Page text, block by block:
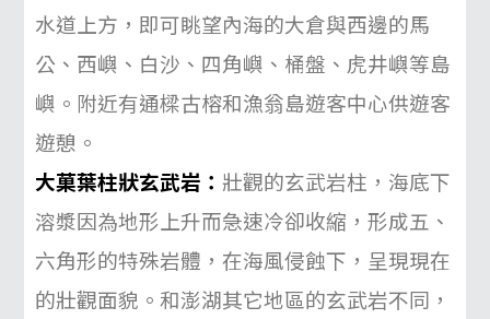
水道上方，即可眺望內海的大倉與西邊的馬
公 、 西嶼 、 白沙 、四角嶼、 桶盤 、 虎井嶼等島
嶼。附近有通樑古榕和漁翁島遊客中心供遊客
遊憩。
大菓葉柱狀玄武岩： 壯觀的玄武岩柱，海底下
溶漿因為地形上升而急速冷卻收縮，形成五、
六角形的特殊岩體，在海風侵蝕下，呈現現在
的壯觀面貌。和澎湖其它地區的玄武岩不同，